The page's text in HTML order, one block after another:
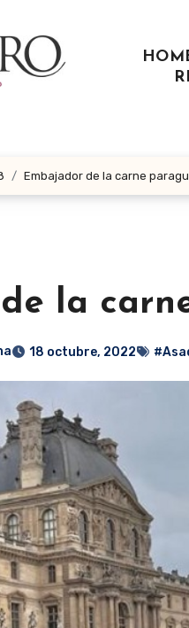
Embajador de la carne
la
18 octubre, 2022